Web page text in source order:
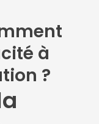
à
?